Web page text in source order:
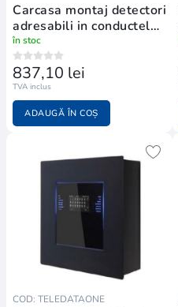
Carcasa montaj detectori
adresabili in conductele
de ventilatie
în stoc
837,10 lei
TVA inclus
ADAUGĂ ÎN COȘ
COD: TELEDATAONE